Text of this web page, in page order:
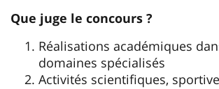
Que juge le concours ?
Réalisations académiques
domaines spécialisés
Activités scientifiques,